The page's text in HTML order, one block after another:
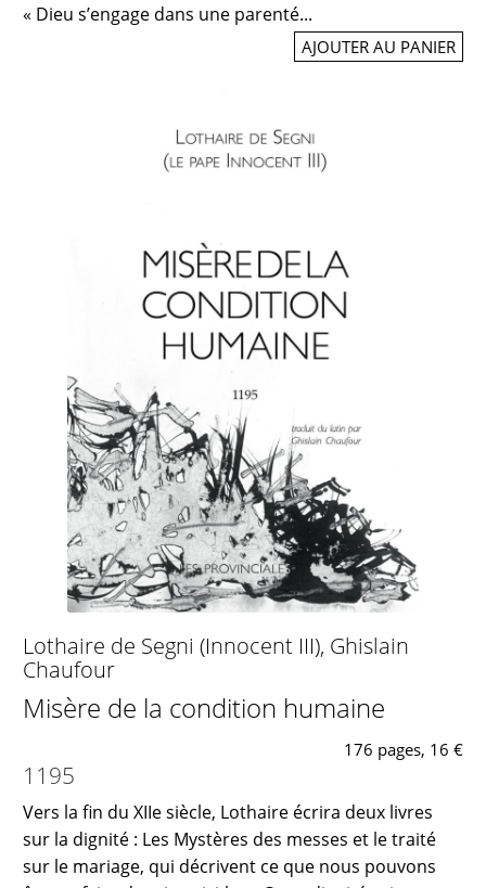
« Dieu s’engage dans une parenté...
AJOUTER AU PANIER
Lothaire de Segni (Innocent III), Ghislain
Chaufour
Misère de la condition humaine
176 pages, 16 €
1195
Vers la fin du XIIe siècle, Lothaire écrira deux livres
sur la dignité : Les Mystères des messes et le traité
sur le mariage, qui décrivent ce que nous pouvons